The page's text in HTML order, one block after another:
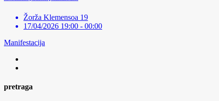
Žorža Klemensoa 19
17/04/2026 19:00 - 00:00
Manifestacija
pretraga